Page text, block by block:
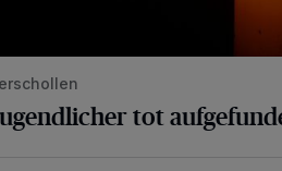
tot